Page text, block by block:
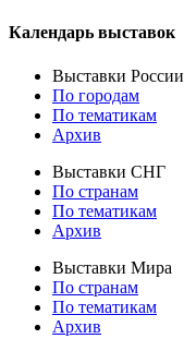
Календарь выставок
Выставки России
По городам
По тематикам
Архив
Выставки СНГ
По странам
По тематикам
Архив
Выставки Мира
По странам
По тематикам
Архив